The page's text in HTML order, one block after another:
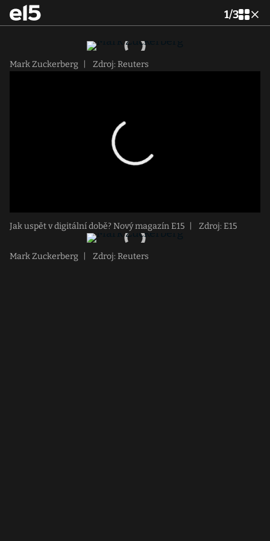
1/3
Mark Zuckerberg Zdroj: Reuters
Jak uspět v digitální době? Nový magazín E15 Zdroj: E15
Mark Zuckerberg Zdroj: Reuters